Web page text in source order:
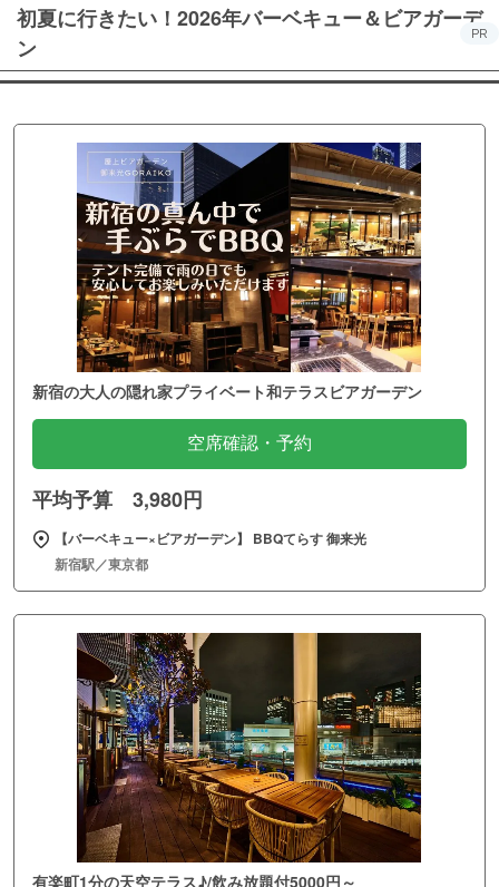
初夏に行きたい！2026年バーベキュー＆ビアガーデ
ン
PR
新宿の大人の隠れ家プライベート和テラスビアガーデン
空席確認・予約
平均予算 3,980円
【バーベキュー×ビアガーデン】 BBQてらす 御来光
新宿駅／東京都
有楽町1分の天空テラス♪/飲み放題付5000円～